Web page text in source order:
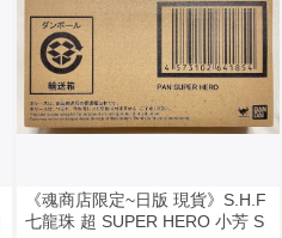
《魂商店限定~日版 現貨》S.H.F
七龍珠 超 SUPER HERO 小芳 S